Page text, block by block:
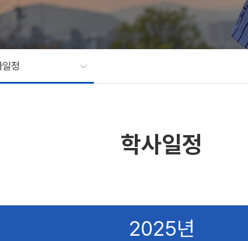
일정
학사일정
2025년